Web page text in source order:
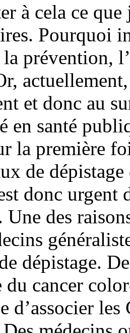
à cela ce que
Pourquoi
prévention,
et donc au
en santé
la première
de
donc urgent
Une des
dépistage.
du cancer
d’associer les